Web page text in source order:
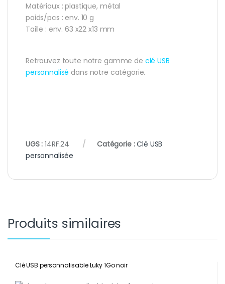
Matériaux : plastique, métal
poids/pcs : env. 10 g
Taille : env. 63 x22 x13 mm
Retrouvez toute notre gamme de clé USB
personnalisé dans notre catégorie.
UGS :14RF.24 Catégorie :Clé USB
personnalisée
Produits similaires
Clé USB personnalisable Luky 1Go noir